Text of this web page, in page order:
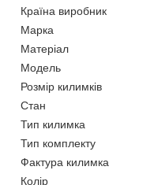
Країна виробник
Марка
Матеріал
Модель
Розмір килимків
Стан
Тип килимка
Тип комплекту
Фактура килимка
Колір